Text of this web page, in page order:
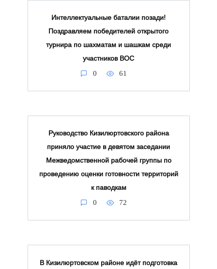
Интеллектуальные баталии позади!
Поздравляем победителей открытого
турнира по шахматам и шашкам среди
участников ВОС
0 61
Руководство Кизилюртовского района
приняло участие в девятом заседании
Межведомственной рабочей группы по
проведению оценки готовности территорий
к паводкам
0 72
В Кизилюртовском районе идёт подготовка